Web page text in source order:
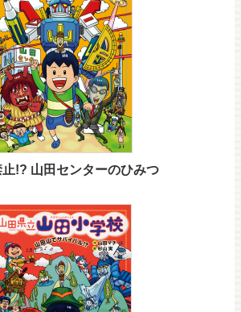
止!? 山田センターのひみつ